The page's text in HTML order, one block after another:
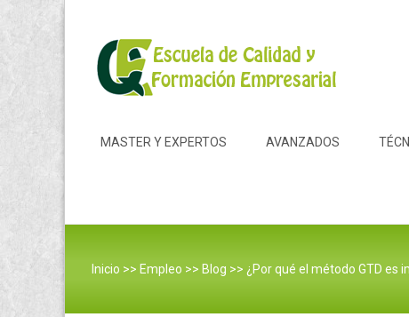
MASTER Y EXPERTOS AVANZADOS
Inicio >> Empleo >> Blog >> ¿Por qué el método GTD es